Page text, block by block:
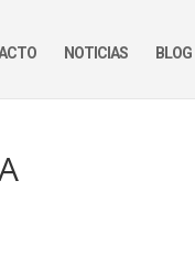
NOTICIAS BLOG